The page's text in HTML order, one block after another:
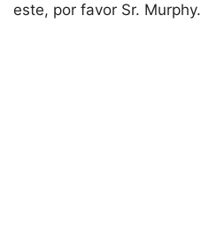
este, por favor Sr. Murphy.